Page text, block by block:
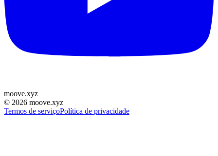
moove.xyz
© 2026 moove.xyz
Termos de serviçoPolítica de privacidade